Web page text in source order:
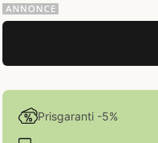
Prisgaranti -5%